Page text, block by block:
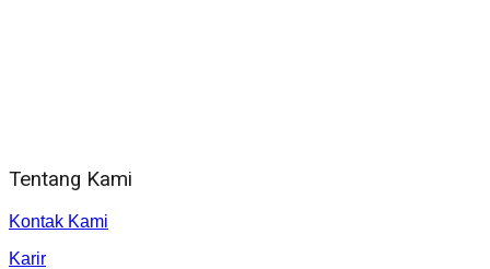
Tentang Kami
Kontak Kami
Karir